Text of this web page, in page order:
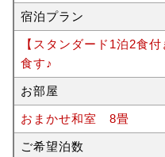
宿泊プラン
【スタンダード1泊2食
食す♪
お部屋
おまかせ和室 8畳
ご希望泊数